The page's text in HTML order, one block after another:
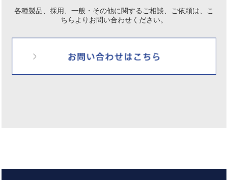
各種製品、採用、一般・その他に関するご相談、ご依頼は、 こ
ちらよりお問い合わせください。